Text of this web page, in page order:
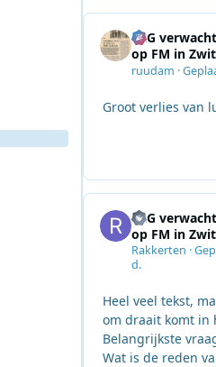
SRG
op FM in
ruudam ·
Groot verlies van
SRG
op FM in
Rakkerten ·
d.
Heel veel tekst,
om draait komt in
Belangrijkste
Wat is de reden